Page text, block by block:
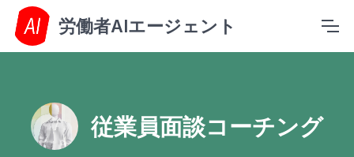
労働者AIエージェント
従業員面談コーチング